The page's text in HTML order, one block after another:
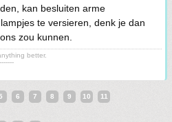
kan besluiten arme
te versieren, denk je dan
zou kunnen.
better.
6 7 8 9 10 11